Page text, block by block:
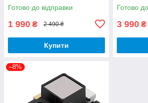
Готово до відправки
1 990 ₴ 2 490 ₴
Купити
Готово
3 990 ₴
–8%